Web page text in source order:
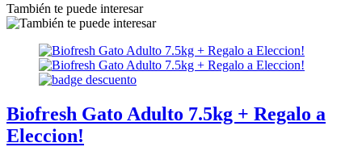
También te puede interesar
Biofresh Gato Adulto 7.5kg + Regalo a
Eleccion!